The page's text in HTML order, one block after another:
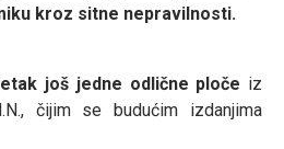
kroz sitne nepravilnosti.
još jedne odlične ploče iz
čijim se budućim izdanjima